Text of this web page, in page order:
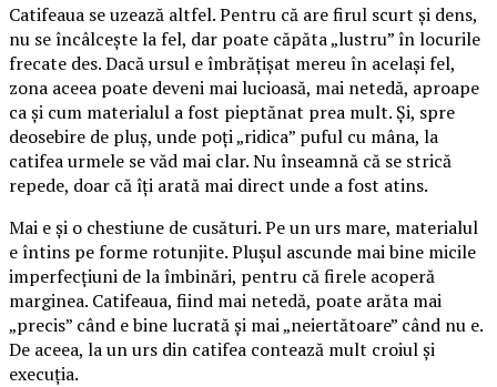
Catifeaua se uzează altfel. Pentru că are firul scurt și dens,
nu se încâlcește la fel, dar poate căpăta „lustru” în locurile
frecate des. Dacă ursul e îmbrățișat mereu în același fel,
zona aceea poate deveni mai lucioasă, mai netedă, aproape
ca și cum materialul a fost pieptănat prea mult. Și, spre
deosebire de pluș, unde poți „ridica” puful cu mâna, la
catifea urmele se văd mai clar. Nu înseamnă că se strică
repede, doar că îți arată mai direct unde a fost atins.
Mai e și o chestiune de cusături. Pe un urs mare, materialul
e întins pe forme rotunjite. Plușul ascunde mai bine micile
imperfecțiuni de la îmbinări, pentru că firele acoperă
marginea. Catifeaua, fiind mai netedă, poate arăta mai
„precis” când e bine lucrată și mai „neiertătoare” când nu e.
De aceea, la un urs din catifea contează mult croiul și
execuția.